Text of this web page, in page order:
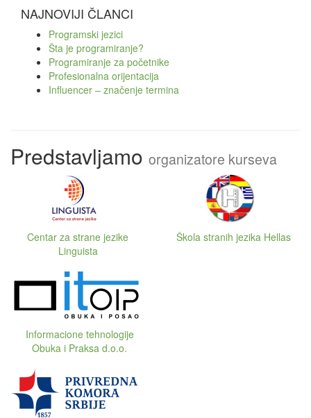
NAJNOVIJI ČLANCI
Programski jezici
Šta je programiranje?
Programiranje za početnike
Profesionalna orijentacija
Influencer – značenje termina
Predstavljamo organizatore kurseva
Centar za strane jezike
Linguista
Škola stranih jezika Hellas
Informacione tehnologije
Obuka i Praksa d.o.o.